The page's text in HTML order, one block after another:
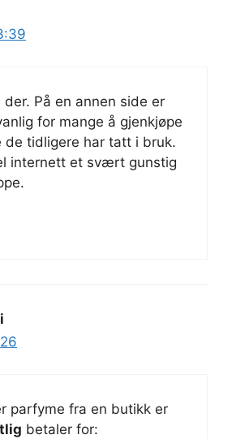
der. På en annen side er
for mange å gjenkjøpe
de tidligere har tatt i bruk.
internett et svært gunstig
parfyme fra en butikk er
betaler for: